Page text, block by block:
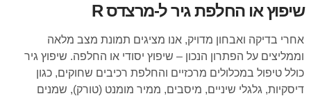
שיפוץ או החלפת גיר ל-מרצדס R
אחרי בדיקה ואבחון מדויק, אנו מציגים תמונת מצב מלאה
וממליצים על הפתרון הנכון – שיפוץ יסודי או החלפה. שיפוץ גיר
כולל טיפול במכלולים מרכזיים והחלפת רכיבים שחוקים, כגון
דיסקיות, גלגלי שיניים, מיסבים, ממיר מומנט (טורק), שמנים